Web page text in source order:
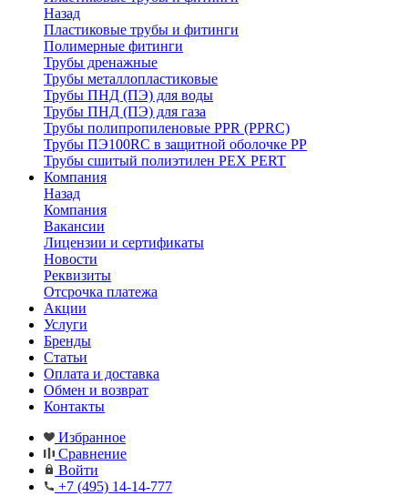
Назад
Пластиковые трубы и фитинги
Полимерные фитинги
Трубы дренажные
Трубы металлопластиковые
Трубы ПНД (ПЭ) для воды
Трубы ПНД (ПЭ) для газа
Трубы полипропиленовые PPR (PPRC)
Трубы ПЭ100RC в защитной оболочке PP
Трубы сшитый полиэтилен PEX PERT
Компания
Назад
Компания
Вакансии
Лицензии и сертификаты
Новости
Реквизиты
Отсрочка платежа
Акции
Услуги
Бренды
Статьи
Оплата и доставка
Обмен и возврат
Контакты
Избранное
Сравнение
Войти
+7 (495) 14-14-777